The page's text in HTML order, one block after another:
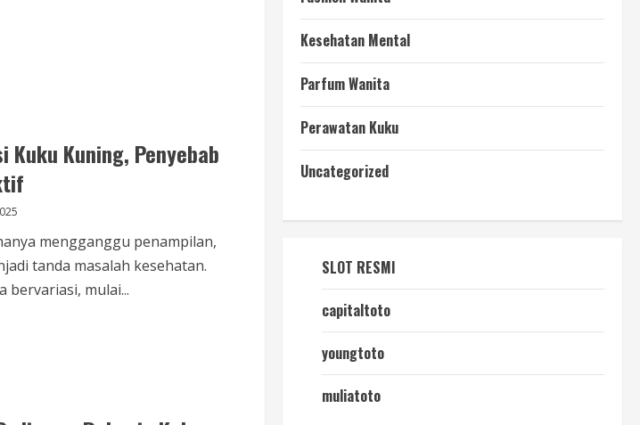
Kuku Kuning, Penyebab
mengganggu penampilan,
tanda masalah kesehatan.
bervariasi, mulai...
Kesehatan Mental
Parfum Wanita
Perawatan Kuku
Uncategorized
SLOT RESMI
capitaltoto
youngtoto
muliatoto